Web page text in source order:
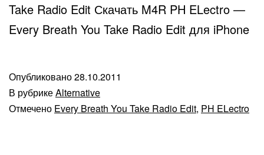
Take Radio Edit Скачать M4R PH ELectro —
Every Breath You Take Radio Edit для iPhone
Опубликовано28.10.2011
В рубрикеAlternative
Отмечено Every Breath You Take Radio Edit, PH ELectro